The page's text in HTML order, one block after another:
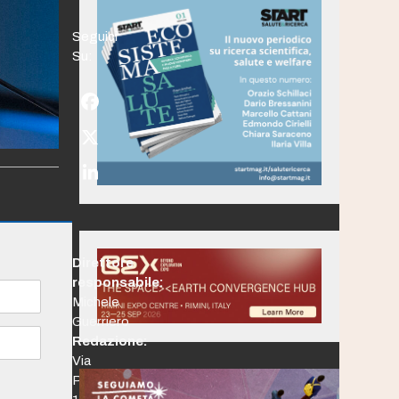
Seguici
Su:
Facebook
Twitter
(deprecated)
LinkedIn
Direttore
responsabile:
Michele
Guerriero
Redazione:
Via
Po,